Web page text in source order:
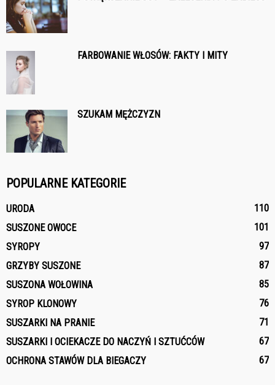
FARBOWANIE WŁOSÓW: FAKTY I MITY
SZUKAM MĘŻCZYZN
POPULARNE KATEGORIE
URODA
110
SUSZONE OWOCE
101
SYROPY
97
GRZYBY SUSZONE
87
SUSZONA WOŁOWINA
85
SYROP KLONOWY
76
SUSZARKI NA PRANIE
71
SUSZARKI I OCIEKACZE DO NACZYŃ I SZTUĆCÓW
67
OCHRONA STAWÓW DLA BIEGACZY
67